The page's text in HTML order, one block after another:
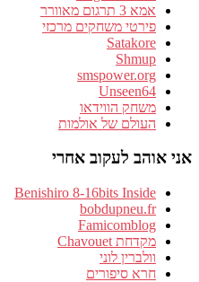
אמא 3 תרגום מאוורר
פירטי משחקים מרכזי
Satakore
Shmup
smspower.org
Unseen64
משחק הווידאו
העולם של אולמות
אני אוהב לעקוב אחרי
Benishiro 8-16bits Inside
bobdupneu.fr
Famicomblog
מקדחת Chavouet
וולברין לוני
חרא סיפורים